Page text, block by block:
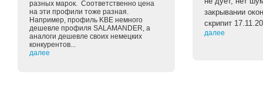
разных марок. Соответственно цена
на эти профили тоже разная.
Например, профиль KBE немного
дешевле профиля SALAMANDER, а
аналоги дешевле своих немецких
конкурентов...
далее
закрывании
скрипит
далее